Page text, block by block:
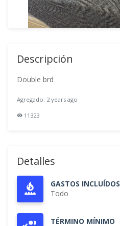
Descripción
Double brd
Agregado: 2 years ago
11323
Detalles
GASTOS INCLUÍDOS
Todo
TÉRMINO MÍNIMO